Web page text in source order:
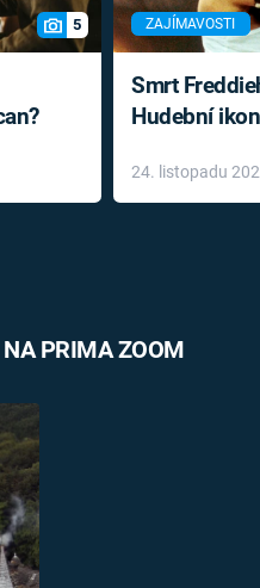
5 ZAJÍMAVOSTI
Smrt
Hudební
léky
24. listopadu
PRIMA ZOOM